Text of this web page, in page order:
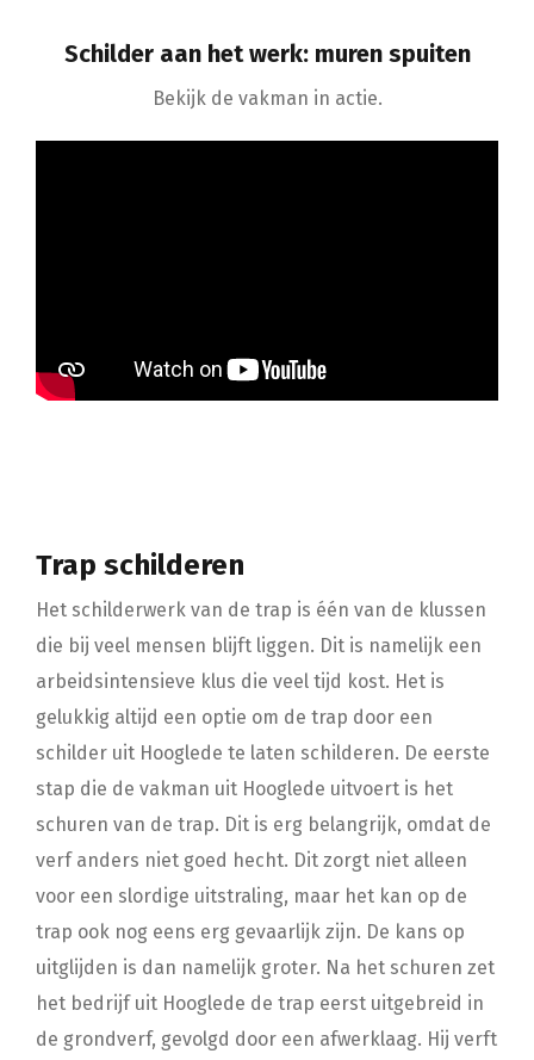
Schilder aan het werk: muren spuiten
Bekijk de vakman in actie.
Trap schilderen
Het schilderwerk van de trap is één van de klussen
die bij veel mensen blijft liggen. Dit is namelijk een
arbeidsintensieve klus die veel tijd kost. Het is
gelukkig altijd een optie om de trap door een
schilder uit Hooglede te laten schilderen. De eerste
stap die de vakman uit Hooglede uitvoert is het
schuren van de trap. Dit is erg belangrijk, omdat de
verf anders niet goed hecht. Dit zorgt niet alleen
voor een slordige uitstraling, maar het kan op de
trap ook nog eens erg gevaarlijk zijn. De kans op
uitglijden is dan namelijk groter. Na het schuren zet
het bedrijf uit Hooglede de trap eerst uitgebreid in
de grondverf, gevolgd door een afwerklaag. Hij verft